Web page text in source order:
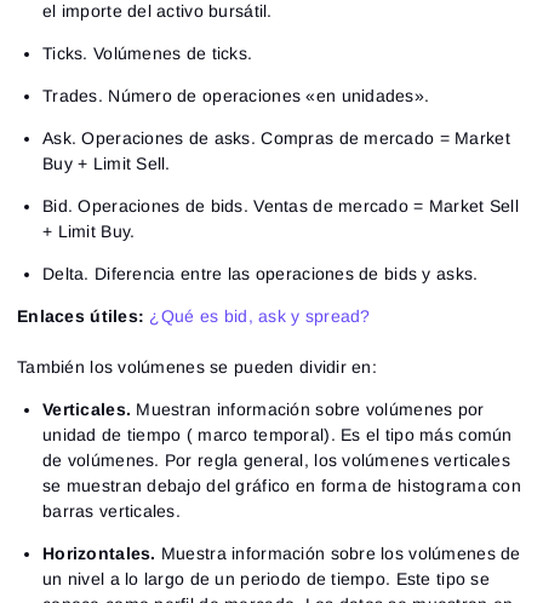
el importe del activo bursátil.
Ticks. Volúmenes de ticks.
Trades. Número de operaciones «en unidades».
Ask. Operaciones de asks. Compras de mercado = Market
Buy + Limit Sell.
Bid. Operaciones de bids. Ventas de mercado = Market Sell
+ Limit Buy.
Delta. Diferencia entre las operaciones de bids y asks.
Enlaces útiles: ¿Qué es bid, ask y spread?
También los volúmenes se pueden dividir en:
Verticales. Muestran información sobre volúmenes por
unidad de tiempo ( marco temporal). Es el tipo más común
de volúmenes. Por regla general, los volúmenes verticales
se muestran debajo del gráfico en forma de histograma con
barras verticales.
Horizontales. Muestra información sobre los volúmenes de
un nivel a lo largo de un periodo de tiempo. Este tipo se